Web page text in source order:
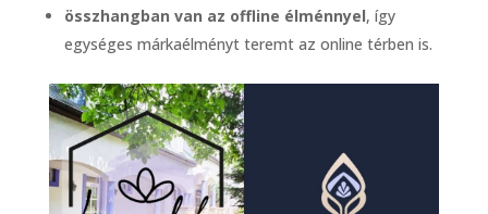
összhangban van az offline élménnyel, így
egységes márkaélményt teremt az online térben is.